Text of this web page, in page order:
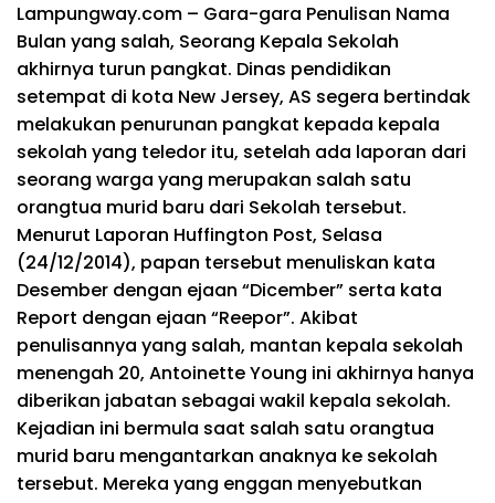
Lampungway.com – Gara-gara Penulisan Nama
Bulan yang salah, Seorang Kepala Sekolah
akhirnya turun pangkat. Dinas pendidikan
setempat di kota New Jersey, AS segera bertindak
melakukan penurunan pangkat kepada kepala
sekolah yang teledor itu, setelah ada laporan dari
seorang warga yang merupakan salah satu
orangtua murid baru dari Sekolah tersebut.
Menurut Laporan Huffington Post, Selasa
(24/12/2014), papan tersebut menuliskan kata
Desember dengan ejaan “Dicember” serta kata
Report dengan ejaan “Reepor”. Akibat
penulisannya yang salah, mantan kepala sekolah
menengah 20, Antoinette Young ini akhirnya hanya
diberikan jabatan sebagai wakil kepala sekolah.
Kejadian ini bermula saat salah satu orangtua
murid baru mengantarkan anaknya ke sekolah
tersebut. Mereka yang enggan menyebutkan